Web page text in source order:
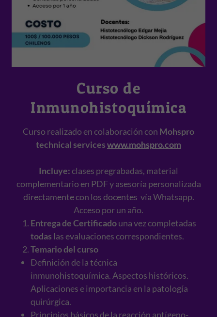
Curso de
Inmunohistoquímica
Curso realizado en colaboración con Mohspro
technical serviceswww.mohspro.com
Incluye:clases pregrabadas, material
complementario en PDF y asesoría personalizada
directamente con los docentes vía Whatsapp.
Acceso por un año.
Entrega de Certificadouna vez completadas
todas las evaluaciones correspondientes.
Temario del curso
Definición de la técnica
inmunohistoquímica. Aspectos históricos.
Aplicaciones e importancia en la patología
quirúrgica.
Principios básicos de la reacción antígeno-